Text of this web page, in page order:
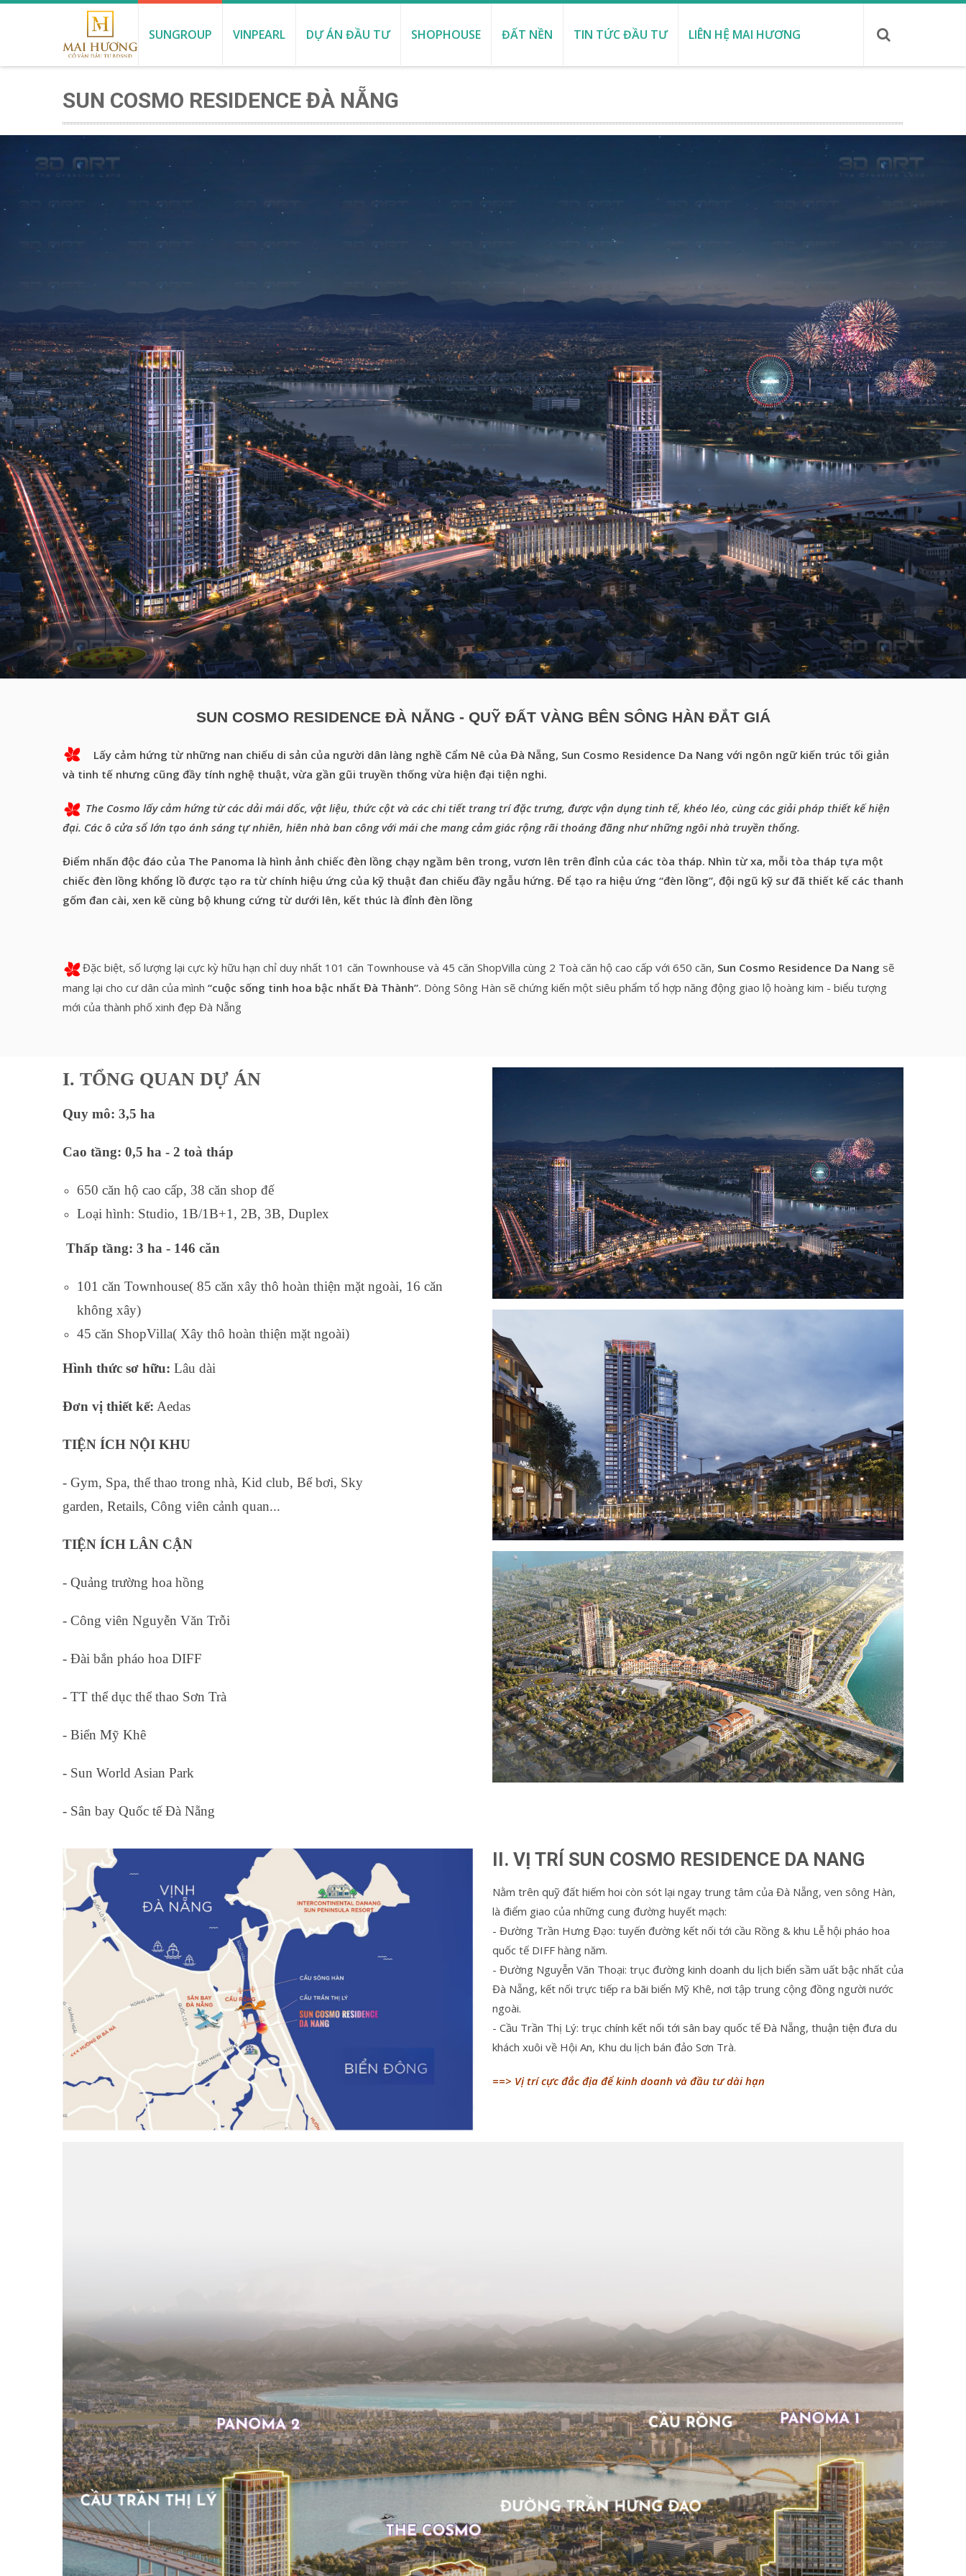
SUNGROUP VINPEARL DỰ ÁN ĐẦU TƯ SHOPHOUSE ĐẤT NỀN TIN TỨC ĐẦU TƯ LIÊN HỆ MAI HƯƠNG
SUN COSMO RESIDENCE ĐÀ NẴNG
SUN COSMO RESIDENCE ĐÀ NẴNG - QUỸ ĐẤT VÀNG BÊN SÔNG HÀN ĐẮT GIÁ
Lấy cảm hứng từ những nan chiếu di sản của người dân làng nghề Cẩm Nê của Đà Nẵng, Sun Cosmo Residence Da Nang với ngôn ngữ kiến trúc tối giản
và tinh tế nhưng cũng đầy tính nghệ thuật, vừa gần gũi truyền thống vừa hiện đại tiện nghi.
The Cosmo lấy cảm hứng từ các dải mái dốc, vật liệu, thức cột và các chi tiết trang trí đặc trưng, được vận dụng tinh tế, khéo léo, cùng các giải pháp thiết kế hiện
đại. Các ô cửa sổ lớn tạo ánh sáng tự nhiên, hiên nhà ban công với mái che mang cảm giác rộng rãi thoáng đãng như những ngôi nhà truyền thống.
Điểm nhấn độc đáo của The Panoma là hình ảnh chiếc đèn lồng chạy ngầm bên trong, vươn lên trên đỉnh của các tòa tháp. Nhìn từ xa, mỗi tòa tháp tựa một
chiếc đèn lồng khổng lồ được tạo ra từ chính hiệu ứng của kỹ thuật đan chiếu đầy ngẫu hứng. Để tạo ra hiệu ứng “đèn lồng”, đội ngũ kỹ sư đã thiết kế các thanh
gốm đan cài, xen kẽ cùng bộ khung cứng từ dưới lên, kết thúc là đỉnh đèn lồng
Đặc biệt, số lượng lại cực kỳ hữu hạn chỉ duy nhất 101 căn Townhouse và 45 căn ShopVilla cùng 2 Toà căn hộ cao cấp với 650 căn, Sun Cosmo Residence Da Nang sẽ
mang lại cho cư dân của mình “cuộc sống tinh hoa bậc nhất Đà Thành”. Dòng Sông Hàn sẽ chứng kiến một siêu phẩm tổ hợp năng động giao lộ hoàng kim - biểu tượng
mới của thành phố xinh đẹp Đà Nẵng
I. TỔNG QUAN DỰ ÁN
Quy mô: 3,5 ha
Cao tầng: 0,5 ha - 2 toà tháp
650 căn hộ cao cấp, 38 căn shop đế
Loại hình: Studio, 1B/1B+1, 2B, 3B, Duplex
Thấp tầng: 3 ha - 146 căn
101 căn Townhouse( 85 căn xây thô hoàn thiện mặt ngoài, 16 căn
không xây)
45 căn ShopVilla( Xây thô hoàn thiện mặt ngoài)
Hình thức sơ hữu: Lâu dài
Đơn vị thiết kế: Aedas
TIỆN ÍCH NỘI KHU
- Gym, Spa, thể thao trong nhà, Kid club, Bể bơi, Sky
garden, Retails, Công viên cảnh quan...
TIỆN ÍCH LÂN CẬN
- Quảng trường hoa hồng
- Công viên Nguyễn Văn Trỗi
- Đài bắn pháo hoa DIFF
- TT thể dục thể thao Sơn Trà
- Biển Mỹ Khê
- Sun World Asian Park
- Sân bay Quốc tế Đà Nẵng
II. VỊ TRÍ SUN COSMO RESIDENCE DA NANG
Nằm trên quỹ đất hiếm hoi còn sót lại ngay trung tâm của Đà Nẵng, ven sông Hàn,
là điểm giao của những cung đường huyết mạch:
- Đường Trần Hưng Đạo: tuyến đường kết nối tới cầu Rồng & khu Lễ hội pháo hoa
quốc tế DIFF hàng năm.
- Đường Nguyễn Văn Thoại: trục đường kinh doanh du lịch biển sầm uất bậc nhất của
Đà Nẵng, kết nối trực tiếp ra bãi biển Mỹ Khê, nơi tập trung cộng đồng người nước
ngoài.
- Cầu Trần Thị Lý: trục chính kết nối tới sân bay quốc tế Đà Nẵng, thuận tiện đưa du
khách xuôi về Hội An, Khu du lịch bán đảo Sơn Trà.
==> Vị trí cực đắc địa để kinh doanh và đầu tư dài hạn